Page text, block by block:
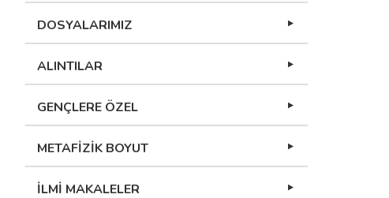
DOSYALARIMIZ
ALINTILAR
GENÇLERE ÖZEL
METAFİZİK BOYUT
İLMİ MAKALELER